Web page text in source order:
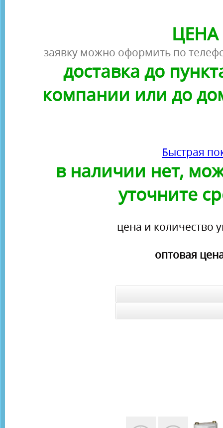
ЦЕНА
заявку можно оформить по
доставка до
компании или до
Быстрая
в наличии нет,
уточните
цена и количество
оптовая